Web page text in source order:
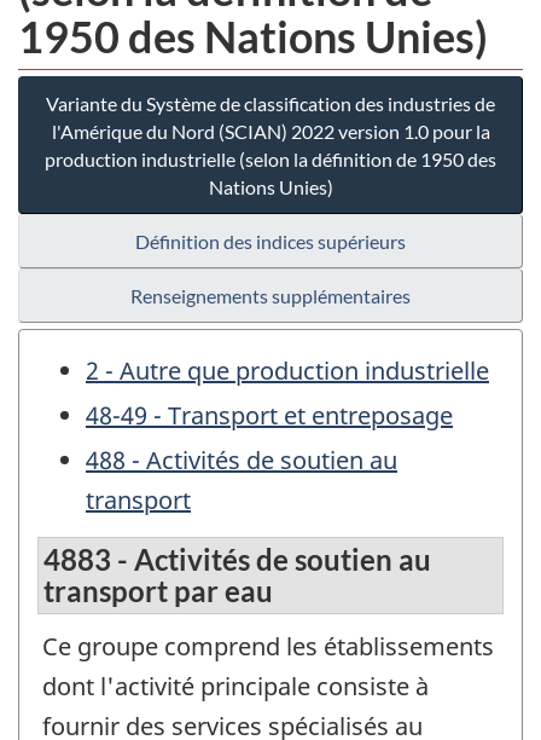
1950 des Nations Unies)
Variante du Système de classification des industries de
l'Amérique du Nord (SCIAN) 2022 version 1.0 pour la
production industrielle (selon la définition de 1950 des
Nations Unies)
Définition des indices supérieurs
Renseignements supplémentaires
2 - Autre que production industrielle
48-49 - Transport et entreposage
488 - Activités de soutien au
transport
4883 - Activités de soutien au
transport par eau
Ce groupe comprend les établissements
dont l'activité principale consiste à
fournir des services spécialisés au